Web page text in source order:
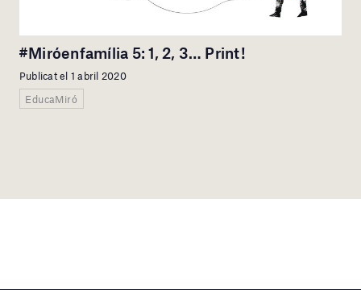
#Miróenfamília 5: 1, 2, 3… Print!
Publicat el 1 abril 2020
EducaMiró